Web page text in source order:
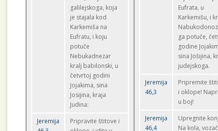
galilejskoga, koja
je stajala kod
Karkemiša na
Eufratu, i koju
potuče
Nebukadnezar
kralj babilonski, u
četvrtoj godini
Jojakima, sina
Josijina, kraja
Judina:
Jeremija
Pripravite štitove i
Eufrata, u
Karkemišu, i
ga potuče,
godine
sina Jošijina,
judejskoga.
Jeremija
46,3
Pripremite
i oklope!
u boj!
Jeremija
46,4
Upregnite
Na kola,